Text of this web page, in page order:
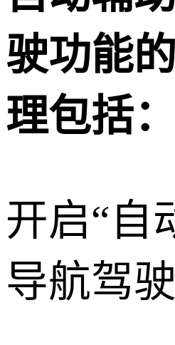
驶功能
理包括：
开启“自
导航驾